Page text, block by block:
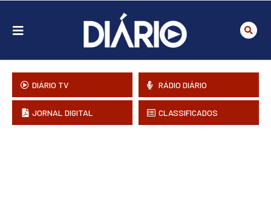
DIÁRIO TV RÁDIO DIÁRIO
JORNAL DIGITAL CLASSIFICADOS